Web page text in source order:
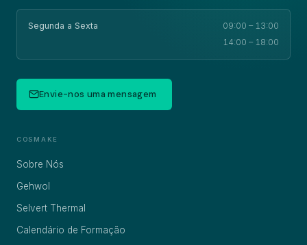
Segunda a Sexta
09:00 – 13:00
14:00 – 18:00
Envie-nos uma mensagem
COSMAKE
Sobre Nós
Gehwol
Selvert Thermal
Calendário de Formação